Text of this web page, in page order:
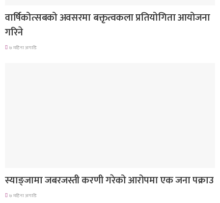
वार्षिकोत्सबको अवसरमा बक्तृत्वकला प्रतियोगिता आयोजना
गरिने
७ महिना अगाडि
स्याङ्जामा जबरजस्ती करणी गरेको आरोपमा एक जना पक्राउ
७ महिना अगाडि